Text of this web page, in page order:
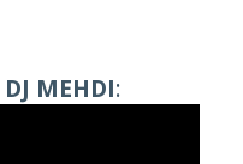
DJ MEHDI: